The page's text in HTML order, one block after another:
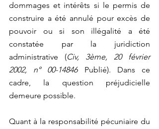
dommages et intérêts si le permis de
construire a été annulé pour excès de
pouvoir ou si son illégalité a été
constatée par la juridiction
administrative (Civ, 3ème, 20 février
2002, n° 00-14846 Publié). Dans ce
cadre, la question préjudicielle
demeure possible.
Quant à la responsabilité pécuniaire du